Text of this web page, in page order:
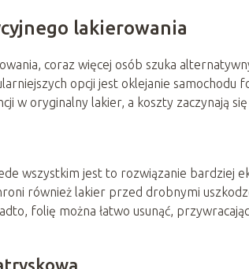
lakierowania
coraz więcej osób szuka
opcji jest oklejanie samochodu
w oryginalny lakier, a koszty zaczynają się
wszystkim jest to rozwiązanie bardziej
również lakier przed drobnymi
folię można łatwo usunąć,